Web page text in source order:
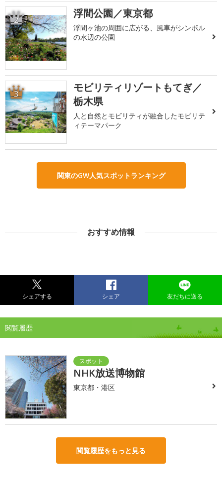
2 浮間公園／東京都
浮間ヶ池の周囲に広がる、風車がシンボル
の水辺の公園
3
モビリティリゾートもてぎ／
栃木県
人と自然とモビリティが融合したモビリテ
ィテーマパーク
関東のGW人気スポットランキング
おすすめ情報
シェアする シェア 友だちに送る
閲覧履歴
NHK放送博物館
東京都・港区
閲覧履歴をもっと見る